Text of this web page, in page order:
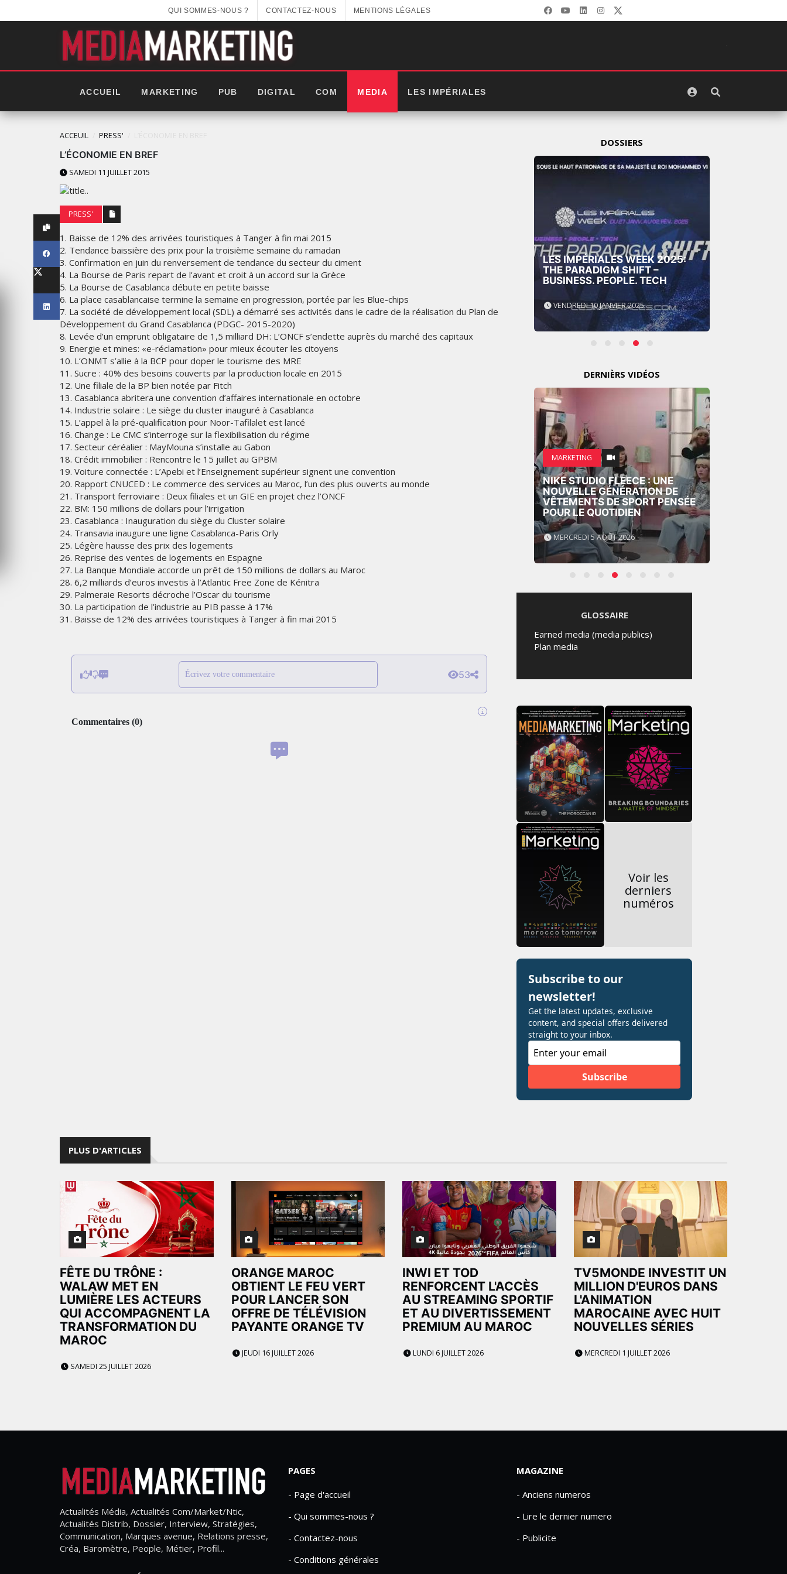
QUI SOMMES-NOUS ? CONTACTEZ-NOUS MENTIONS LÉGALES
ACCUEIL MARKETING PUB DIGITAL COM MEDIA LES IMPÉRIALES
ACCEUIL PRESS'
L’‪ÉCONOMIE‬ EN BREF
SAMEDI 11 JUILLET 2015
PRESS'
1. Baisse de 12% des arrivées touristiques à Tanger à fin mai 2015
2. Tendance baissière des prix pour la troisième semaine du ramadan
3. Confirmation en juin du renversement de tendance du secteur du ciment
4. La Bourse de Paris repart de l'avant et croit à un accord sur la Grèce
5. La Bourse de Casablanca débute en petite baisse
6. La place casablancaise termine la semaine en progression, portée par les Blue-chips
7. La société de développement local (SDL) a démarré ses activités dans le cadre de la réalisation du Plan de
Développement du Grand Casablanca (PDGC- 2015-2020)
8. Levée d’un emprunt obligataire de 1,5 milliard DH: L’ONCF s’endette auprès du marché des capitaux
9. Energie et mines: «e-réclamation» pour mieux écouter les citoyens
10. L’ONMT s’allie à la BCP pour doper le tourisme des MRE
11. Sucre : 40% des besoins couverts par la production locale en 2015
12. Une filiale de la BP bien notée par Fitch
13. Casablanca abritera une convention d’affaires internationale en octobre
14. Industrie solaire : Le siège du cluster inauguré à Casablanca
15. L’appel à la pré-qualification pour Noor-Tafilalet est lancé
16. Change : Le CMC s’interroge sur la flexibilisation du régime
17. Secteur céréalier : MayMouna s’installe au Gabon
18. Crédit immobilier : Rencontre le 15 juillet au GPBM
19. Voiture connectée : L’Apebi et l’Enseignement supérieur signent une convention
20. Rapport CNUCED : Le commerce des services au Maroc, l’un des plus ouverts au monde
21. Transport ferroviaire : Deux filiales et un GIE en projet chez l’ONCF
22. BM: 150 millions de dollars pour l’irrigation
23. Casablanca : Inauguration du siège du Cluster solaire
24. Transavia inaugure une ligne Casablanca-Paris Orly
25. Légère hausse des prix des logements
26. Reprise des ventes de logements en Espagne
27. La Banque Mondiale accorde un prêt de 150 millions de dollars au Maroc
28. 6,2 milliards d’euros investis à l’Atlantic Free Zone de Kénitra
29. Palmeraie Resorts décroche l’Oscar du tourisme
30. La participation de l’industrie au PIB passe à 17%
31. Baisse de 12% des arrivées touristiques à Tanger à fin mai 2015
Écrivez votre commentaire 53
Commentaires (0)
DOSSIERS
NOUVELLES
LES ÉTOILES 2025
MARDI 10 FÉVRIER 2026
LES IMPÉRIALES WEEK 2026
SOUS THÈME "DABA OR NEVER"
MARDI 27 JANVIER 2026
LES IMPÉRIALES WEEK 2025:
THE PARADIGM SHIFT –
BUSINESS. PEOPLE. TECH
VENDREDI 10 JANVIER 2025
DERNIÈRS VIDÉOS
MISE
MARKETING
RENTRÉE UNIVERSITAIRE : IKEA
CANADA LANCE « MADE FOR
COLLEGE » POUR
ACCOMPAGNER LES
ÉTUDIANTS
JEUDI 6 AOÛT 2026
EMIRATES CÉLÈBRE L’IDENTITÉ
DES ÉMIRATS AVEC UNE LIVRÉE
SPÉCIALE SUR SES AVIONS
MARKETING
NIKE STUDIO FLEECE : UNE
NOUVELLE GÉNÉRATION DE
VÊTEMENTS DE SPORT PENSÉE
POUR LE QUOTIDIEN
MERCREDI 5 AOÛT 2026
GLOSSAIRE
Earned media (media publics)
Plan media
Voir les
derniers
numéros
PLUS D'ARTICLES
FÊTE DU TRÔNE :
WALAW MET EN
LUMIÈRE LES ACTEURS
QUI ACCOMPAGNENT LA
TRANSFORMATION DU
MAROC
SAMEDI 25 JUILLET 2026
ORANGE MAROC
OBTIENT LE FEU VERT
POUR LANCER SON
OFFRE DE TÉLÉVISION
PAYANTE ORANGE TV
JEUDI 16 JUILLET 2026
INWI ET TOD
RENFORCENT L'ACCÈS
AU STREAMING SPORTIF
ET AU DIVERTISSEMENT
PREMIUM AU MAROC
LUNDI 6 JUILLET 2026
TV5MONDE INVESTIT UN
MILLION D'EUROS DANS
L'ANIMATION
MAROCAINE AVEC HUIT
NOUVELLES SÉRIES
MERCREDI 1 JUILLET 2026
Actualités Média, Actualités Com/Market/Ntic,
Actualités Distrib, Dossier, Interview, Stratégies,
Communication, Marques avenue, Relations presse,
Créa, Baromètre, People, Métier, Profil...
PAGES
- Page d'accueil
- Qui sommes-nous ?
- Contactez-nous
- Conditions générales
MAGAZINE
- Anciens numeros
- Lire le dernier numero
- Publicite